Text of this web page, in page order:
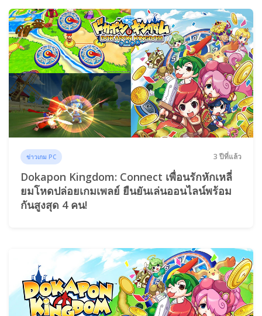
ข่าวเกม PC 3 ปีที่แล้ว
Dokapon Kingdom: Connect เพื่อนรักหักเหลี่
ยมโหดปล่อยเกมเพลย์ ยืนยันเล่นออนไลน์พร้อม
กันสูงสุด 4 คน!